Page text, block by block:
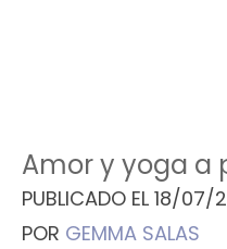
Amor y yoga a
PUBLICADO EL 18/07/
POR GEMMA SALAS